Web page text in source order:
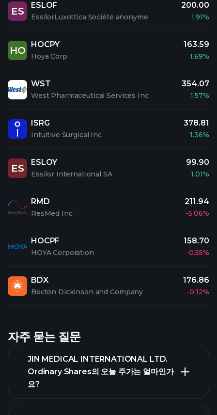
ES
ESLOF
EssilorLuxottica Société anonyme
200.00
1.91%
HO
HOCPY
Hoya Corp
163.59
1.69%
WST
West Pharmaceutical Services Inc
354.07
1.57%
ISRG
Intuitive Surgical Inc
378.81
1.36%
ES
ESLOY
Essilor International SA
99.90
1.01%
RMD
ResMed Inc
211.94
-5.06%
HOCPF
HOYA Corporation
158.70
-0.55%
BDX
Becton Dickinson and Company
176.86
-0.12%
자주 묻는 질문
JIN MEDICAL INTERNATIONAL LTD.
Ordinary Shares의 오늘 주가는 얼마인가
요?